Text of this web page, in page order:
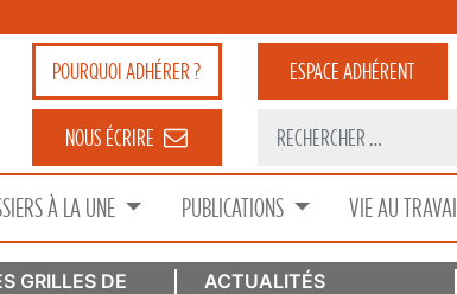
POURQUOIADHÉRER ? ESPACEADHÉRENT
NOUS ÉCRIRE
À LA UNE PUBLICATIONS VIE AU TRAVAIL
GRILLES DE
ACTUALITÉS